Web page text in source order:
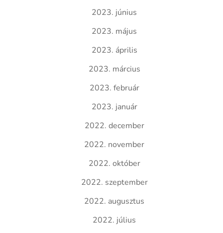
2023. június
2023. május
2023. április
2023. március
2023. február
2023. január
2022. december
2022. november
2022. október
2022. szeptember
2022. augusztus
2022. július